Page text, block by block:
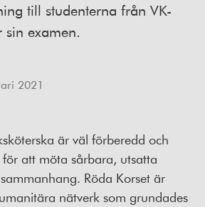
till studenterna från VK-
examen.
2021
är väl förberedd och
att möta sårbara, utsatta
Röda Korset är
nätverk som grundades